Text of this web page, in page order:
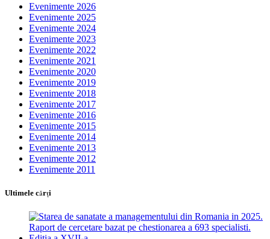
Evenimente 2026
Evenimente 2025
Evenimente 2024
Evenimente 2023
Evenimente 2022
Evenimente 2021
Evenimente 2020
Evenimente 2019
Evenimente 2018
Evenimente 2017
Evenimente 2016
Evenimente 2015
Evenimente 2014
Evenimente 2013
Evenimente 2012
Evenimente 2011
Ultimele cărţi